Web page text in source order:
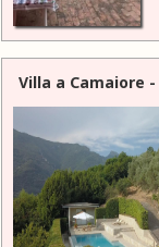
Villa a Camaiore -